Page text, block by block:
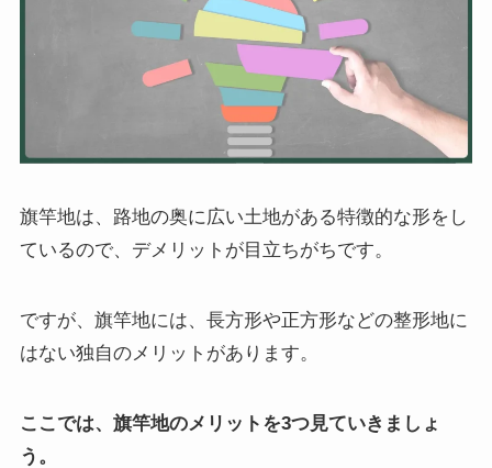
旗竿地は、路地の奥に広い土地がある特徴的な形をし
ているので、デメリットが目立ちがちです。
ですが、旗竿地には、長方形や正方形などの整形地に
はない独自のメリットがあります。
ここでは、旗竿地のメリットを3つ見ていきましょ
う。